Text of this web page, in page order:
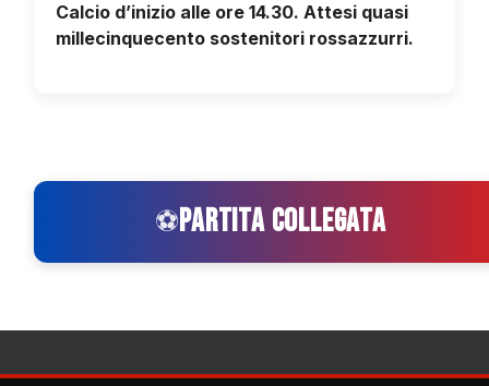
Calcio d’inizio alle ore 14.30. Attesi quasi
millecinquecento sostenitori rossazzurri.
⚽PARTITA COLLEGATA